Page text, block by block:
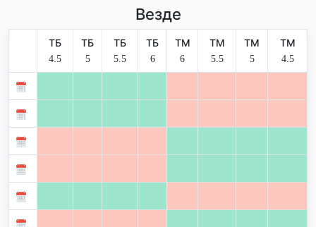
Везде
ТБ
4.5
ТБ
5
ТБ
5.5
ТБ
6
ТМ
6
ТМ
5.5
ТМ
5
ТМ
4.5